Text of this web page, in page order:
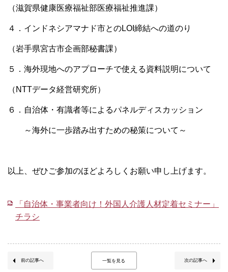
（滋賀県健康医療福祉部医療福祉推進課）
４．インドネシアマナド市とのLOI締結への道のり
（岩手県宮古市企画部秘書課）
５．海外現地へのアプローチで使える資料説明について
（NTTデータ経営研究所）
６．自治体・有識者等によるパネルディスカッション
～海外に一歩踏み出すための秘策について～
以上、ぜひご参加のほどよろしくお願い申し上げます。
「自治体・事業者向け！外国人介護人材定着セミナー」
チラシ
前の記事へ 一覧を見る 次の記事へ